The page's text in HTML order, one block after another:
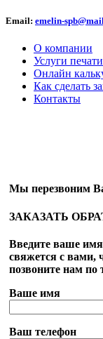
Email: emelin-
О компании
Услуги печати
Онлайн
Как сделать
Контакты
Мы перезвоним
ЗАКАЗАТЬ
Введите ваше
свяжется с вами,
позвоните нам
Ваше имя
Ваш телефон